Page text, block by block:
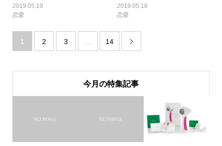
2019.05.19
恋愛
2019.05.18
恋愛
1 2 3 … 14 
今月の特集記事